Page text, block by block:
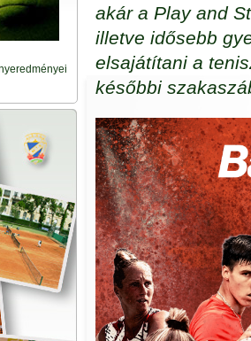
akár a Play and
illetve idősebb
elsajátítani a
későbbi